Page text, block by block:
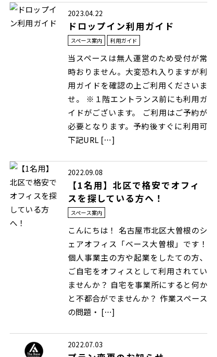
2023.04.22
ドロップイン利用ガイド
スペース案内 利用ガイド
当スペースは無人運営のため受付が常
時おりません。大変恐れ入りますが利
用ガイドを確認の上ご利用くださいま
せ。 ※１階エントランス前にも利用ガ
イドがございます。 ご利用はご予約が
必要となります。予約後すぐに利用可
下記URL […]
2022.09.08
【1名用】北区で格安でオフィ
スを探している方へ！
スペース案内
こんにちは！ 名古屋市北区大曽根のシ
ェアオフィス「ベース大曽根」です！
個人事業主の方や起業をしたての方、
ご自宅をオフィスとして利用されてい
ませんか？ 自宅を事業所にすると何か
と不都合がでませんか？ 作業スペース
の問題・ […]
2022.07.03